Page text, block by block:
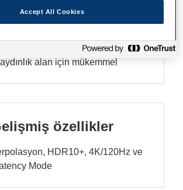
kadar parlak görüntü
kaynak, 3.300 lm, 4K (8,3 milyon
alan için mükemmel
özellikler
HDR10+, 4K/120Hz ve
Mode
Accept All Cookies